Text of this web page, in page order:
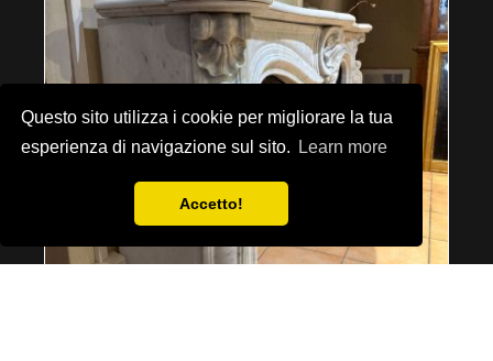
Questo sito utilizza i cookie per migliorare la tua
esperienza di navigazione sul sito.
Learn more
Accetto!